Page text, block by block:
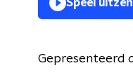
Speel
Gepresenteerd